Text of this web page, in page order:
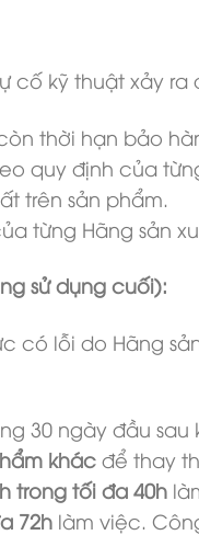
cố kỹ thuật xảy ra
thời hạn bảo
quy định của
trên sản phẩm.
từng Hãng sản
sử dụng cuối):
lỗi do Hãng
30 ngày đầu sau
khác để thay
trong tối đa 40h
72h làm việc.